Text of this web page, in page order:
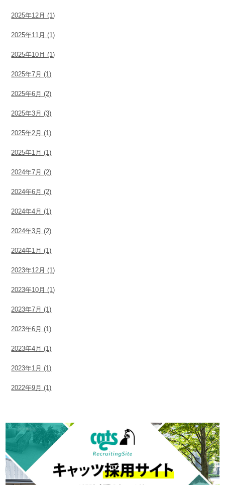
2025年12月 (1)
2025年11月 (1)
2025年10月 (1)
2025年7月 (1)
2025年6月 (2)
2025年3月 (3)
2025年2月 (1)
2025年1月 (1)
2024年7月 (2)
2024年6月 (2)
2024年4月 (1)
2024年3月 (2)
2024年1月 (1)
2023年12月 (1)
2023年10月 (1)
2023年7月 (1)
2023年6月 (1)
2023年4月 (1)
2023年1月 (1)
2022年9月 (1)